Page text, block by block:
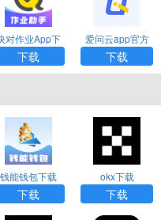
对作业App下
载带答案
下载
爱问云app官方
下载
下载
钱能钱包下载
下载
okx下载
下载